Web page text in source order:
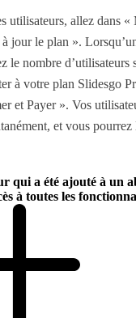
utilisateurs, allez dans «
jour le plan ».
le nombre d’utilisateurs
à votre plan Slidesgo
et Payer ». Vos
et vous pourrez
qui a été ajouté à un
à toutes les